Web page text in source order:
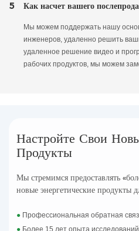
5 Как насчет вашего
Мы можем поддержать нашу
инженеров, удаленно решить
удаленное решение видео и
рабочих продуктов, мы можем
Настройте Свои
Продукты
Мы стремимся предоставлять
новые энергетические продукты
● Профессиональная обратная